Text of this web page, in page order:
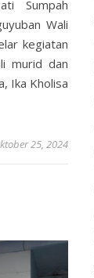
Sumpah
Wali
kegiatan
murid dan
Ika Kholisa
25, 2024